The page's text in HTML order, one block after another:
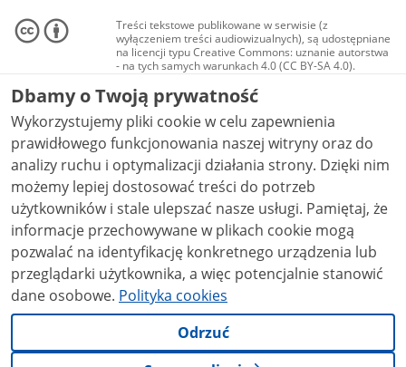
Treści tekstowe publikowane w serwisie (z
wyłączeniem treści audiowizualnych), są udostępniane
na licencji typu Creative Commons: uznanie autorstwa
- na tych samych warunkach 4.0 (CC BY-SA 4.0).
Materiały audiowizualne, w tym zdjęcia, materiały
audio i wideo, są udostępniane na licencji typu
Creative Commons: uznanie autorstwa użycie
niekomercyjne - bez utworów zależnych 4.0 (CC BY-
NC-ND 4.0), o ile nie jest to stwierdzone inaczej.
Dbamy o Twoją prywatność
Wykorzystujemy pliki cookie w celu zapewnienia
prawidłowego funkcjonowania naszej witryny oraz do
analizy ruchu i optymalizacji działania strony. Dzięki nim
możemy lepiej dostosować treści do potrzeb
użytkowników i stale ulepszać nasze usługi. Pamiętaj, że
informacje przechowywane w plikach cookie mogą
pozwalać na identyfikację konkretnego urządzenia lub
przeglądarki użytkownika, a więc potencjalnie stanowić
dane osobowe. Polityka cookies
Odrzuć